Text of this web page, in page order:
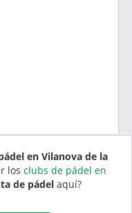
en Vilanova de la
los clubs de pádel en
de pádelaquí?